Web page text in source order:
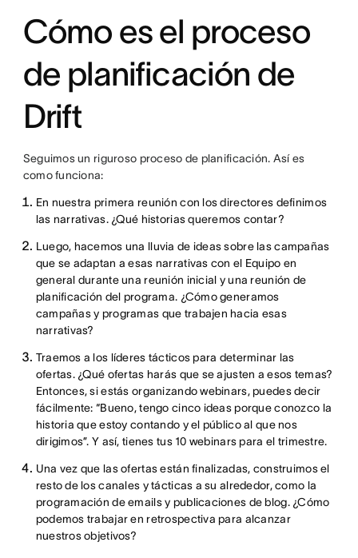
Cómo es el proceso
de planificación de
Drift
Seguimos un riguroso proceso de planificación. Así es
como funciona:
En nuestra primera reunión con los directores definimos
las narrativas. ¿Qué historias queremos contar?
Luego, hacemos una lluvia de ideas sobre las campañas
que se adaptan a esas narrativas con el Equipo en
general durante una reunión inicial y una reunión de
planificación del programa. ¿Cómo generamos
campañas y programas que trabajen hacia esas
narrativas?
Traemos a los líderes tácticos para determinar las
ofertas. ¿Qué ofertas harás que se ajusten a esos temas?
Entonces, si estás organizando webinars, puedes decir
fácilmente: “Bueno, tengo cinco ideas porque conozco la
historia que estoy contando y el público al que nos
dirigimos”. Y así, tienes tus 10 webinars para el trimestre.
Una vez que las ofertas están finalizadas, construimos el
resto de los canales y tácticas a su alrededor, como la
programación de emails y publicaciones de blog. ¿Cómo
podemos trabajar en retrospectiva para alcanzar
nuestros objetivos?